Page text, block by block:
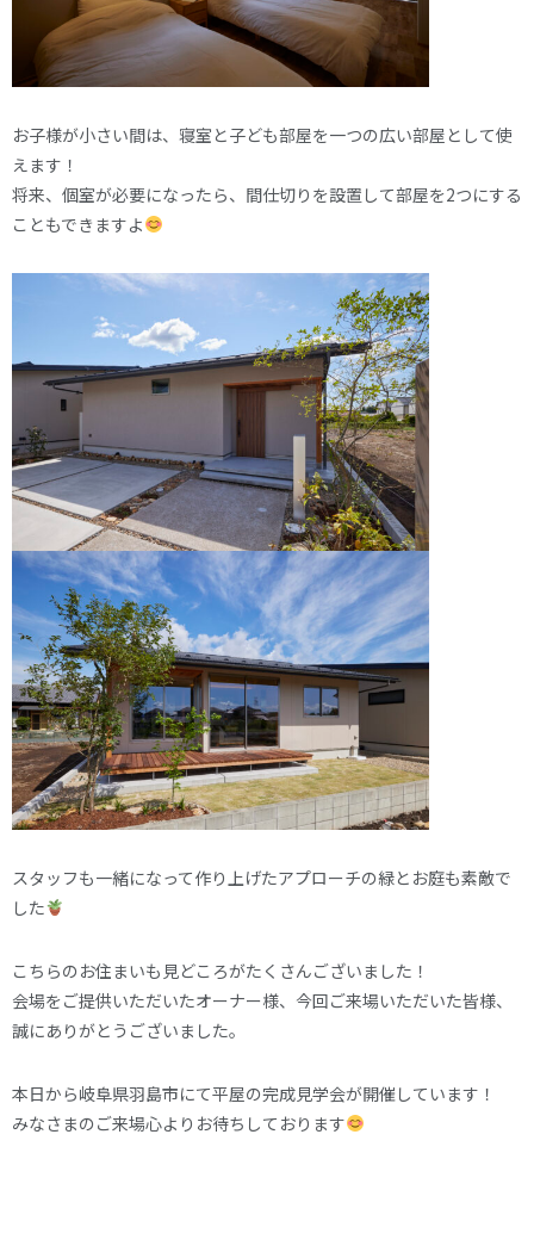
お子様が小さい間は、寝室と子ども部屋を一つの広い部屋として使
えます！
将来、個室が必要になったら、間仕切りを設置して部屋を2つにする
こともできますよ
スタッフも一緒になって作り上げたアプローチの緑とお庭も素敵で
した
こちらのお住まいも見どころがたくさんございました！
会場をご提供いただいたオーナー様、今回ご来場いただいた皆様、
誠にありがとうございました。
本日から岐阜県羽島市にて平屋の完成見学会が開催しています！
みなさまのご来場心よりお待ちしております